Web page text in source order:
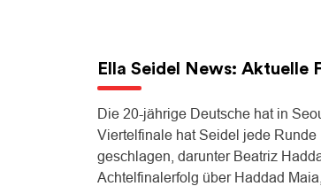
Ella Seidel News: Aktuelle
Die 20-jährige Deutsche hat in
Viertelfinale hat Seidel jede
geschlagen, darunter Beatriz
Achtelfinalerfolg über Haddad